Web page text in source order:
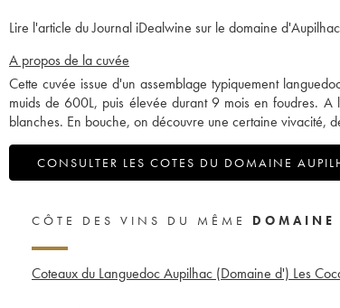
Lire l'article du Journal iDealwine sur le domaine d'Aupilhac
A propos de la cuvée
Cette cuvée issue d'un assemblage typiquement
muids de 600L, puis élevée durant 9 mois en foudres.
blanches. En bouche, on découvre une certaine vivacité,
CONSULTER LES COTES DU DOMAINE
CÔTE DES VINS DU MÊME DOMAINE
Coteaux du Languedoc Aupilhac (Domaine d') Les